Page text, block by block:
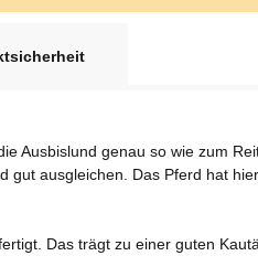
Ausbislund genau so wie zum
ausgleichen. Das Pferd hat
Das trägt zu einer guten